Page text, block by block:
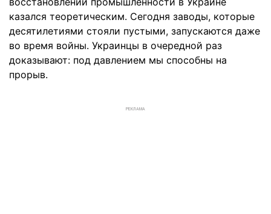
казался теоретическим. Сегодня заводы, которые
десятилетиями стояли пустыми, запускаются даже
во время войны. Украинцы в очередной раз
доказывают: под давлением мы способны на
прорыв.
РЕКЛАМА